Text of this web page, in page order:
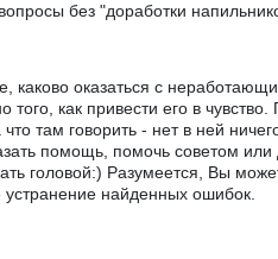
без "доработки
каково оказаться с
того, как привести его в чувство.
там говорить - нет в ней
помощь, помочь советом или
головой:) Разумеется, Вы
устранение найденных ошибок.